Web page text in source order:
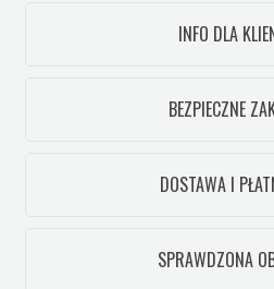
INFO DLA
BEZPIECZNE
DOSTAWA I
SPRAWDZONA